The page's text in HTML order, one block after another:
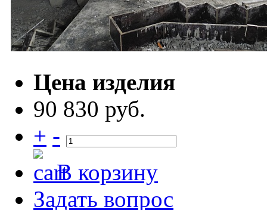
Цена изделия
90 830 руб.
+ -
В корзину
Задать вопрос